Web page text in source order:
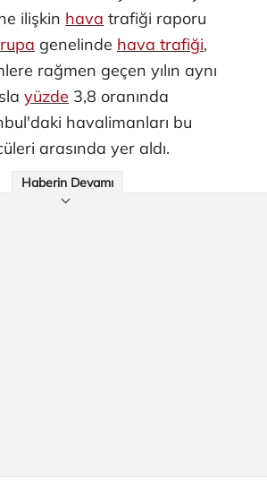
ilişkin hava trafiği raporu
genelinde hava trafiği,
rağmen geçen yılın aynı
yüzde 3,8 oranında
havalimanları bu
arasında yer aldı.
Haberin Devamı